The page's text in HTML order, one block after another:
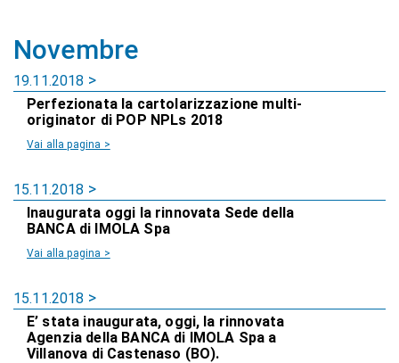
Novembre
19.11.2018
Perfezionata la cartolarizzazione multi-
originator di POP NPLs 2018
Vai alla pagina >
15.11.2018
Inaugurata oggi la rinnovata Sede della
BANCA di IMOLA Spa
Vai alla pagina >
15.11.2018
E’ stata inaugurata, oggi, la rinnovata
Agenzia della BANCA di IMOLA Spa a
Villanova di Castenaso (BO).